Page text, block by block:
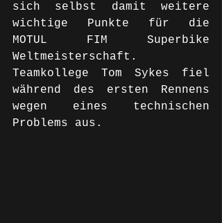
sich selbst damit weitere
wichtige Punkte für die
MOTUL FIM Superbike
Weltmeisterschaft.
Teamkollege Tom Sykes fiel
während des ersten Rennens
wegen eines technischen
Problems aus.